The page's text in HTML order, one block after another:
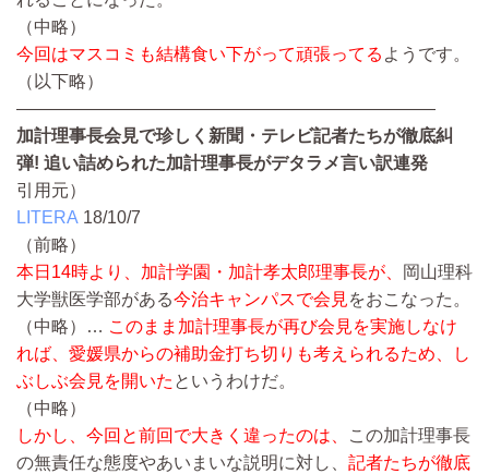
（中略）
今回はマスコミも結構食い下がって頑張ってる ようです。
（以下略）
————————————————————————
加計理事長会見で珍しく新聞・テレビ記者たちが徹底糾
弾! 追い詰められた加計理事長がデタラメ言い訳連発
引用元）
LITERA 18/10/7
（前略）
本日14時より、加計学園・加計孝太郎理事長が、
岡山理科
大学獣医学部がある今治キャンパスで会見をおこなった。
（中略）… このまま加計理事長が再び会見を実施しなけ
れば、愛媛県からの補助金打ち切りも考えられるため、し
ぶしぶ会見を開いた というわけだ。
（中略）
しかし、今回と前回で大きく違ったのは、
この加計理事長
の無責任な態度やあいまいな説明に対し、 記者たちが徹底